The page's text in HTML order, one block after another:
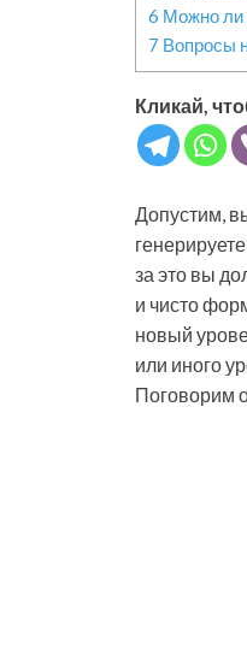
6 Можно ли
7 Вопросы
Кликай,
Допустим,
за это вы
и чисто
новый
или иного
Поговорим о